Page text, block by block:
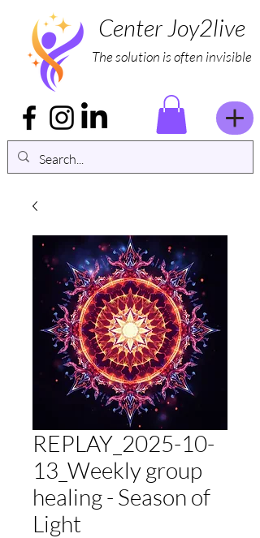
Center Joy2live
The solution is often invisible
REPLAY_2025-10-
13_Weekly group
healing - Season of
Light